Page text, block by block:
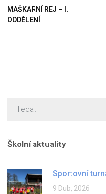
MAŠKARNÍ REJ – I.
ODDĚLENÍ
Školní aktuality
Sportovní
9 Dub, 2026